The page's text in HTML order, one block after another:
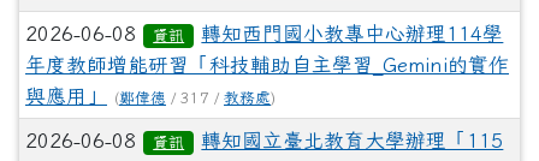
2026-06-08 資訊
轉知西門國小教專中心辦理114學
年度教師增能研習「科技輔助自主學習_Gemini的實作
與應用」
(鄭偉德 / 317 / 教務處)
2026-06-08 資訊
轉知國立臺北教育大學辦理「115